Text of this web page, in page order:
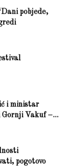
pobjede,
i ministar
Gornji Vakuf –...
pogotovo